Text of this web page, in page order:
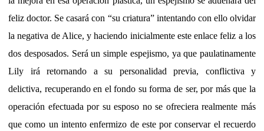
feliz doctor. Se casará con “su criatura” intentando con ello olvidar
la negativa de Alice, y haciendo inicialmente este enlace feliz a los
dos desposados. Será un simple espejismo, ya que paulatinamente
Lily irá retornando a su personalidad previa, conflictiva y
delictiva, recuperando en el fondo su forma de ser, por más que la
operación efectuada por su esposo no se ofreciera realmente más
que como un intento enfermizo de este por conservar el recuerdo